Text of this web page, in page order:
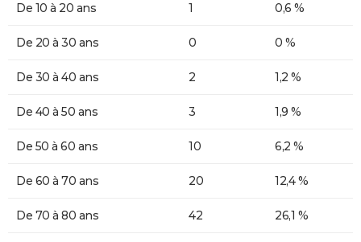
De 10 à 20 ans 1 0,6 %
De 20 à 30 ans 0 0 %
De 30 à 40 ans 2 1,2 %
De 40 à 50 ans 3 1,9 %
De 50 à 60 ans 10 6,2 %
De 60 à 70 ans 20 12,4 %
De 70 à 80 ans 42 26,1 %